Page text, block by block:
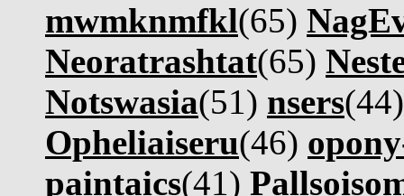
mwmknmfkl(65)
Neoratrashtat(65)
Notswasia(51) nsers
Opheliaiseru(46)
paintaics(41)